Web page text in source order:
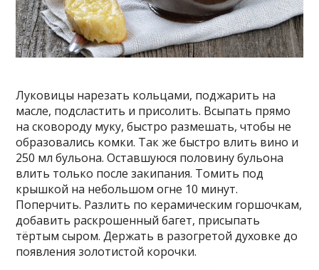
Луковицы нарезать кольцами, поджарить на
масле, подсластить и присолить. Всыпать прямо
на сковороду муку, быстро размешать, чтобы не
образовались комки. Так же быстро влить вино и
250 мл бульона. Оставшуюся половину бульона
влить только после закипания. Томить под
крышкой на небольшом огне 10 минут.
Поперчить. Разлить по керамическим горшочкам,
добавить раскрошенный багет, присыпать
тёртым сыром. Держать в разогретой духовке до
появления золотистой корочки.